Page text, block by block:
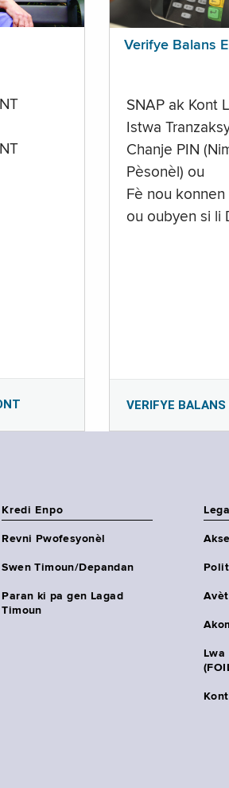
Verifye Balans
SNAP ak Kont
Istwa
Chanje PIN
Pèsonèl) ou
Fè nou
ou oubyen si li
VERIFYE BALANS
Kredi Enpo
Revni Pwofesyonèl
Swen Timoun/Depandan
Paran ki pa gen Lagad
Timoun
Legal